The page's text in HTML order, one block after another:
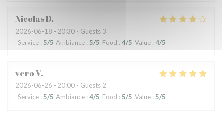
NicolasD
2026-06-18 - 20:30 - Guests 3
Service : 5/5 Ambiance : 5/5 Food : 4/5 Value : 4/5
veroV
2026-06-26 - 20:00 - Guests 2
Service : 5/5 Ambiance : 4/5 Food : 5/5 Value : 5/5